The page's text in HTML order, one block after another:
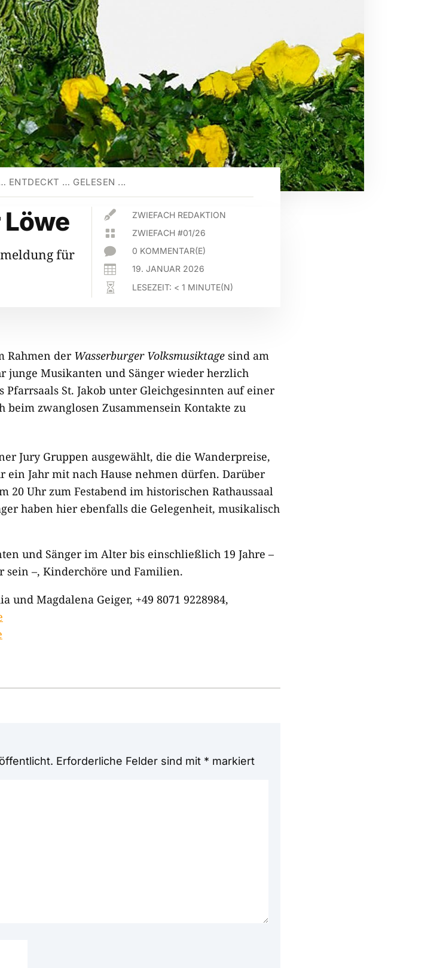
ENTDECKT … GELESEN ...
für
 ZWIEFACH REDAKTION
 ZWIEFACH #01/26
 0 KOMMENTAR(E)
 19. JANUAR 2026
 LESEZEIT: < 1 MINUTE(N)
Rahmen der Wasserburger Volksmusiktage sind am
junge Musikanten und Sänger wieder herzlich
St. Jakob unter Gleichgesinnten auf einer
zwanglosen Zusammensein Kontakte zu
Jury Gruppen ausgewählt, die die Wanderpreise,
ein Jahr mit nach Hause nehmen dürfen. Darüber
Uhr zum Festabend im historischen Rathaussaal
haben hier ebenfalls die Gelegenheit, musikalisch
und Sänger im Alter bis einschließlich 19 Jahre –
sein –, Kinderchöre und Familien.
Magdalena Geiger, +49 8071 9228984,
Erforderliche Felder sind mit * markiert